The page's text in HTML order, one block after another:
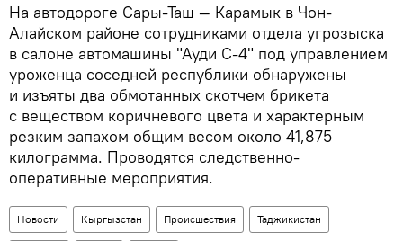
На автодороге Сары-Таш — Карамык в Чон-
Алайском районе сотрудниками отдела угрозыска
в салоне автомашины "Ауди С-4" под управлением
уроженца соседней республики обнаружены
и изъяты два обмотанных скотчем брикета
с веществом коричневого цвета и характерным
резким запахом общим весом около 41,875
килограмма. Проводятся следственно-
оперативные мероприятия.
Новости Кыргызстан Происшествия Таджикистан